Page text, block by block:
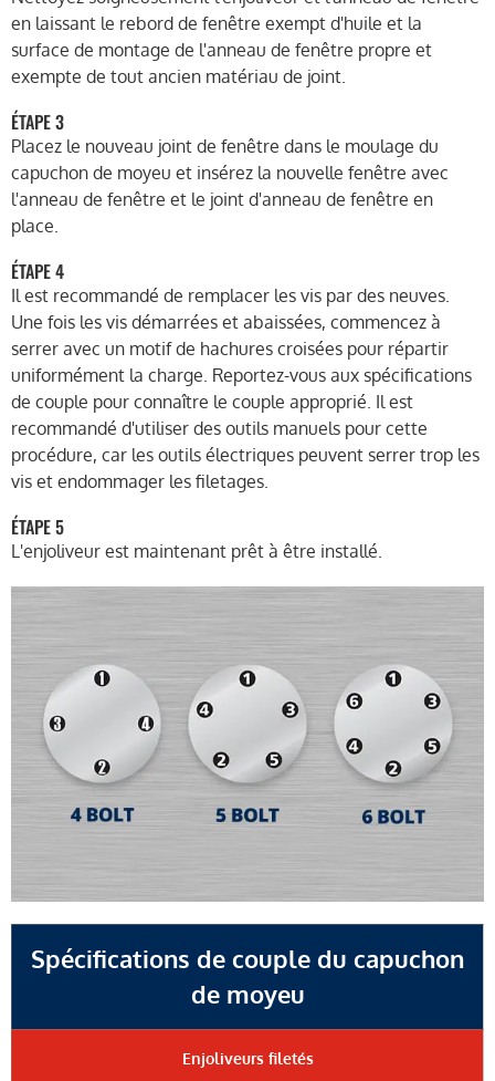
en laissant le rebord de fenêtre exempt d'huile et la
surface de montage de l'anneau de fenêtre propre et
exempte de tout ancien matériau de joint.
ÉTAPE 3
Placez le nouveau joint de fenêtre dans le moulage du
capuchon de moyeu et insérez la nouvelle fenêtre avec
l'anneau de fenêtre et le joint d'anneau de fenêtre en
place.
ÉTAPE 4
Il est recommandé de remplacer les vis par des neuves.
Une fois les vis démarrées et abaissées, commencez à
serrer avec un motif de hachures croisées pour répartir
uniformément la charge. Reportez-vous aux spécifications
de couple pour connaître le couple approprié. Il est
recommandé d'utiliser des outils manuels pour cette
procédure, car les outils électriques peuvent serrer trop les
vis et endommager les filetages.
ÉTAPE 5
L'enjoliveur est maintenant prêt à être installé.
Spécifications de couple du capuchon
de moyeu
Enjoliveurs filetés